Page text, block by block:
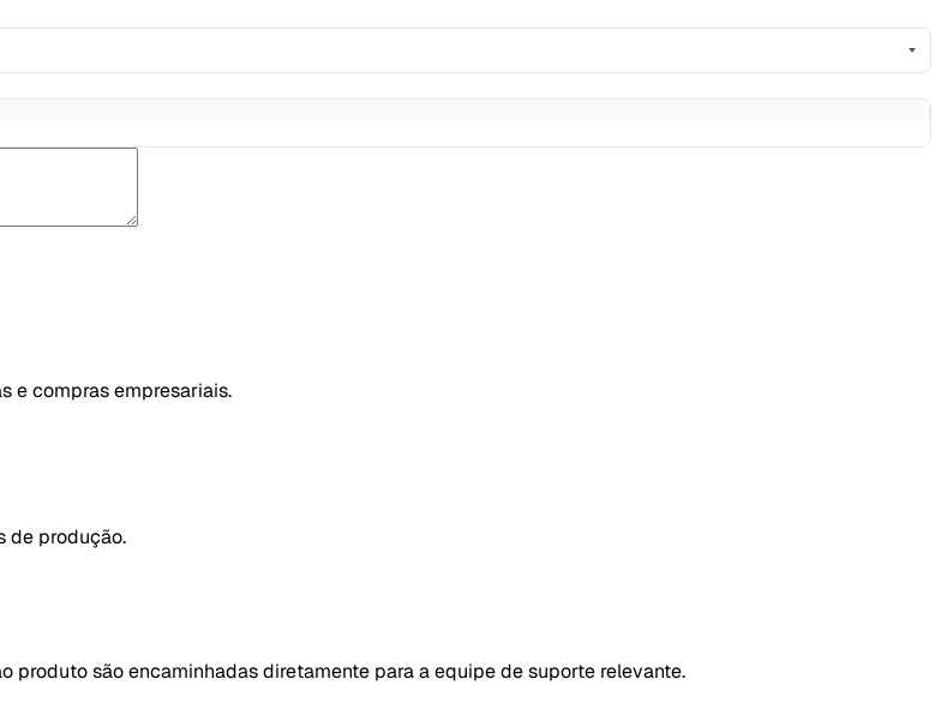
e compras empresariais.
de produção.
são encaminhadas diretamente para a equipe de suporte relevante.